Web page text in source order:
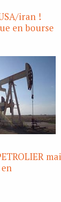
iran !
en bourse